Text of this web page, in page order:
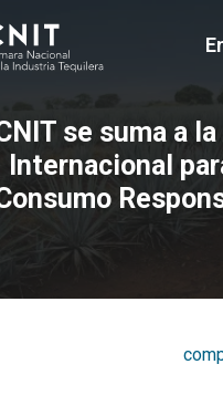
se suma a
Internacional